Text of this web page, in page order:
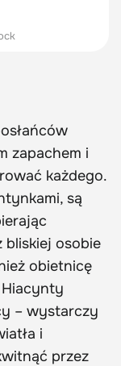
zapachem i
każdego.
są
bliskiej osobie
obietnicę
– wystarczy
i
przez